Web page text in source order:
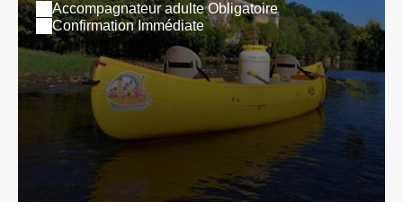
Accompagnateur adulte Obligatoire
Confirmation Immédiate